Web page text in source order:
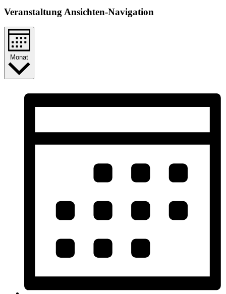
Veranstaltung Ansichten-Navigation
Monat